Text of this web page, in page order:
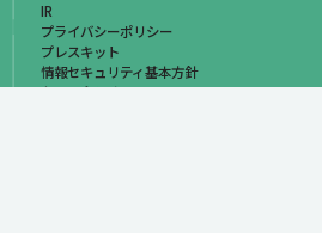
IR
プライバシーポリシー
プレスキット
情報セキュリティ基本方針
お問い合わせ